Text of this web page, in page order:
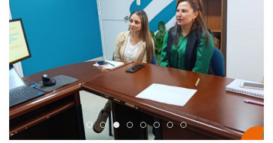
Edicto Emplazatorio a los Afiliados en el Régimen
Pasto Salud ESE lidera gestión institucional
Pasto Salud E.S.E. capacita a sus equipos
Último día para inscripciones en
Viceministro garantiza
Mil pesos que salvan vidas:
Cápsula 18-26 - Reporte
Cápsula 17-26 -